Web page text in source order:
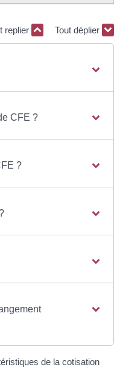
replier Tout déplier
CFE ?
?